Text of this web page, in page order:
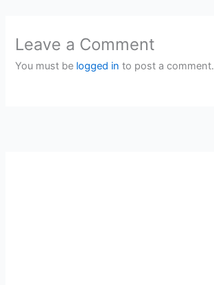
Leave a Comment
You must be logged in to post a comment.